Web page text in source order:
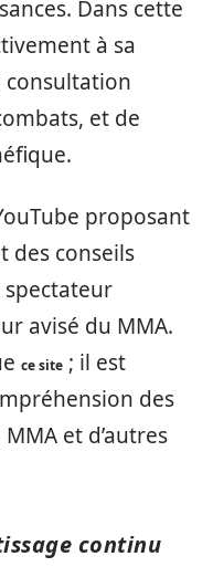
Dans cette
à sa
consultation
et de
proposant
des conseils
avisé du MMA.
ce site ; il est
des
et d’autres
continu